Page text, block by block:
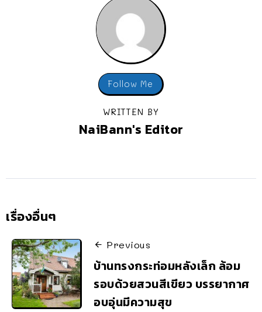
Follow Me
WRITTEN BY
NaiBann's Editor
เรื่องอื่นๆ
Previous
บ้านทรงกระท่อมหลังเล็ก ล้อม
รอบด้วยสวนสีเขียว บรรยากาศ
อบอุ่นมีความสุข